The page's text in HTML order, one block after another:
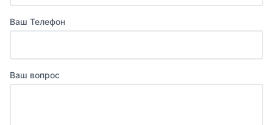
Ваш Телефон
Ваш вопрос